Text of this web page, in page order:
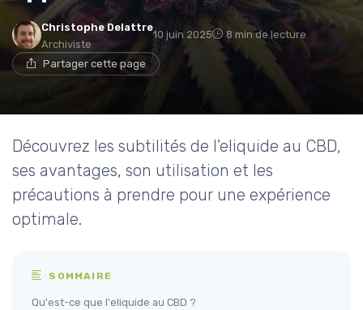
Christophe Delattre
Archiviste
10 juin 2025 8 min de lecture
Partager cette page
Découvrez les subtilités de l'eliquide au CBD,
ses avantages, son utilisation et les
précautions à prendre pour une expérience
optimale.
SOMMAIRE
Qu'est-ce que l'eliquide au CBD ?